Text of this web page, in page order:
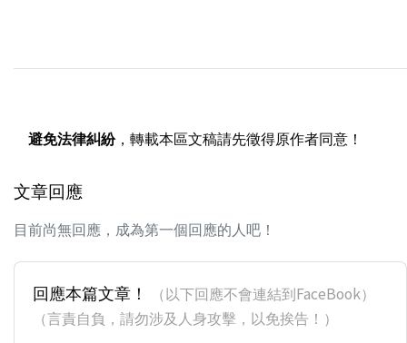
避免法律糾紛，轉載本區文稿請先徵得原作者同意！
文章回應
目前尚無回應，成為第一個回應的人吧！
回應本篇文章！
（以下回應不會連結到FaceBook）
（言責自負，請勿涉及人身攻擊，以免挨告！）